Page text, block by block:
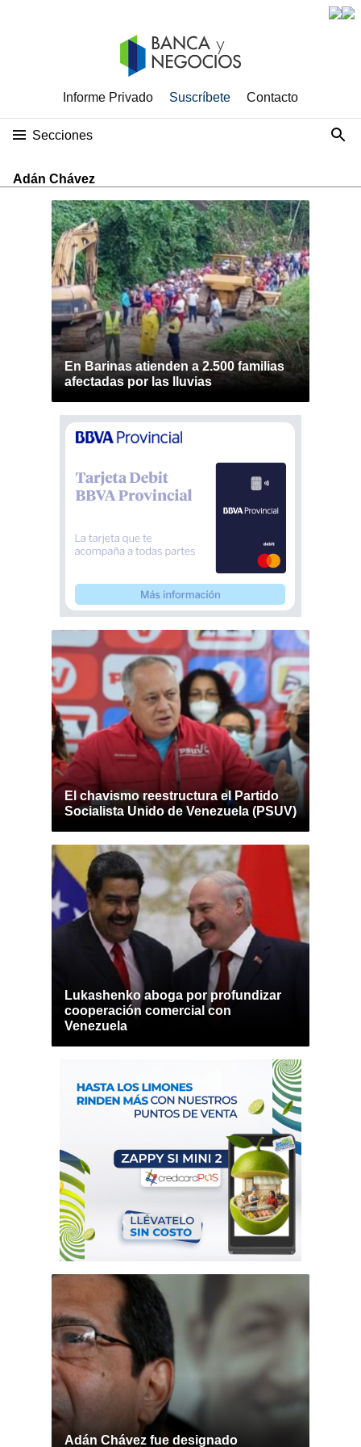
Informe Privado Suscríbete Contacto
Secciones
Adán Chávez
En Barinas atienden a 2.500 familias
afectadas por las lluvias
El chavismo reestructura el Partido
Socialista Unido de Venezuela (PSUV)
Lukashenko aboga por profundizar
cooperación comercial con
Venezuela
Adán Chávez fue designado